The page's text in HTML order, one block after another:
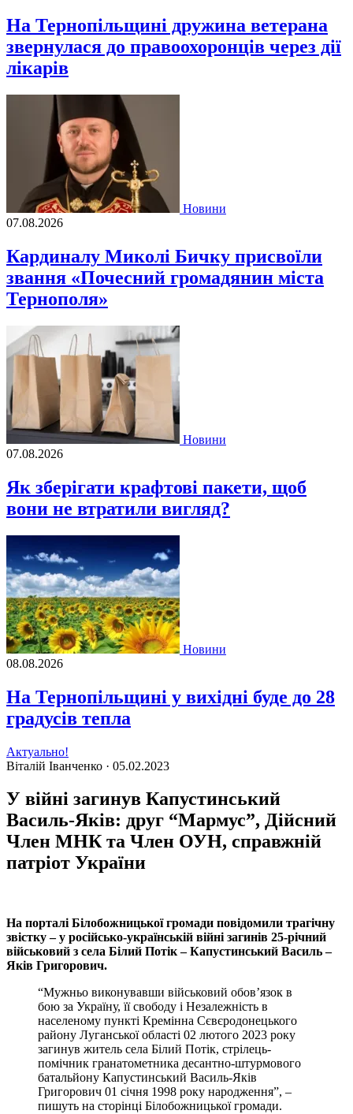
На Тернопільщині дружина ветерана
звернулася до правоохоронців через дії
лікарів
Новини
07.08.2026
Кардиналу Миколі Бичку присвоїли
звання «Почесний громадянин міста
Тернополя»
Новини
07.08.2026
Як зберігати крафтові пакети, щоб
вони не втратили вигляд?
Новини
08.08.2026
На Тернопільщині у вихідні буде до 28
градусів тепла
Актуально!
Віталій Іванченко · 05.02.2023
У війні загинув Капустинський
Василь-Яків: друг “Мармус”, Дійсний
Член МНК та Член ОУН, справжній
патріот України
На порталі Білобожницької громади повідомили трагічну
звістку – у російсько-українській війні загинів 25-річний
військовий з села Білий Потік – Капустинський Василь –
Яків Григорович.
“Мужньо виконувавши військовий обов’язок в
бою за Україну, її свободу і Незалежність в
населеному пункті Кремінна Сєвєродонецького
району Луганської області 02 лютого 2023 року
загинув житель села Білий Потік, стрілець-
помічник гранатометника десантно-штурмового
батальйону Капустинський Василь-Яків
Григорович 01 січня 1998 року народження”, –
пишуть на сторінці Білобожницької громади.